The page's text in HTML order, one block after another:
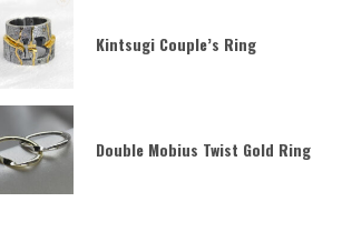
Kintsugi Couple’s Ring
Double Mobius Twist Gold Ring